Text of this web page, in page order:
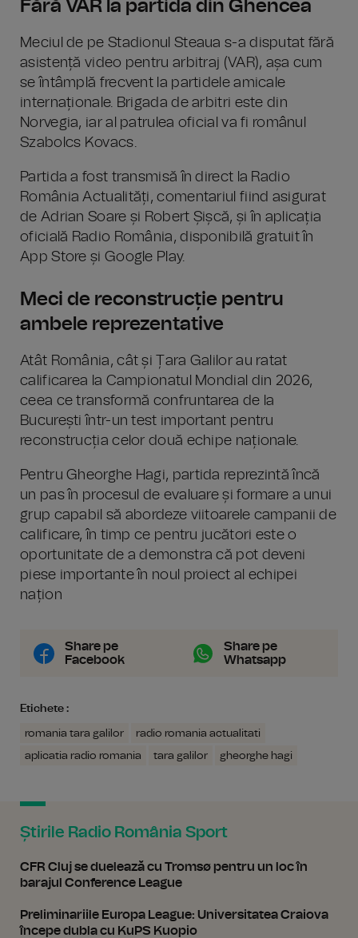
Fără VAR la partida din Ghencea
Meciul de pe Stadionul Steaua s-a disputat fără
asistență video pentru arbitraj (VAR), așa cum
se întâmplă frecvent la partidele amicale
internaționale. Brigada de arbitri este din
Norvegia, iar al patrulea oficial va fi românul
Szabolcs Kovacs.
Partida a fost transmisă în direct la Radio
România Actualități, comentariul fiind asigurat
de Adrian Soare și Robert Șișcă, și în aplicația
oficială Radio România, disponibilă gratuit în
App Store și Google Play.
Meci de reconstrucție pentru
ambele reprezentative
Atât România, cât și Țara Galilor au ratat
calificarea la Campionatul Mondial din 2026,
ceea ce transformă confruntarea de la
București într-un test important pentru
reconstrucția celor două echipe naționale.
Pentru Gheorghe Hagi, partida reprezintă încă
un pas în procesul de evaluare și formare a unui
grup capabil să abordeze viitoarele campanii de
calificare, în timp ce pentru jucători este o
oportunitate de a demonstra că pot deveni
piese importante în noul proiect al echipei
națion
Share pe
Facebook
Share pe
Whatsapp
Etichete :
romania tara galilor
radio romania actualitati
aplicatia radio romania
tara galilor gheorghe hagi
Știrile Radio România Sport
CFR Cluj se duelează cu Tromsø pentru un loc în
barajul Conference League
Preliminariile Europa League: Universitatea Craiova
începe dubla cu KuPS Kuopio